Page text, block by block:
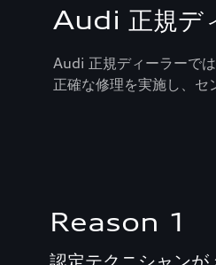
Audi 正規デ
Audi 正規ディーラーで
正確な修理を実施し、
Reason 1